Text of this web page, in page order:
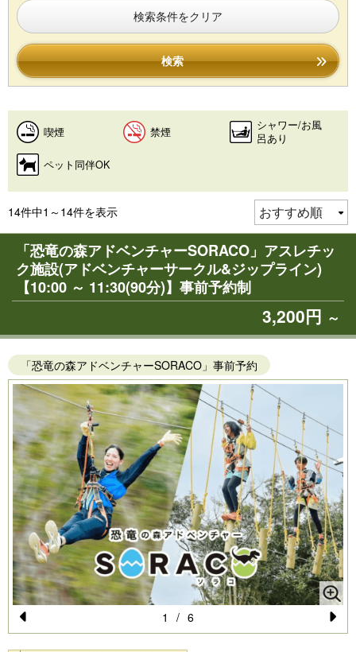
検索条件をクリア
検索
喫煙 禁煙
シャワー/お風
呂あり
ペット同伴OK
14件中1～14件を表示
「恐竜の森アドベンチャーSORACO」アスレチッ
ク施設(アドベンチャーサークル&ジップライン)
【10:00 ～ 11:30(90分)】事前予約制
3,200円 ～
「恐竜の森アドベンチャーSORACO」事前予約
Pr
N
1 / 6